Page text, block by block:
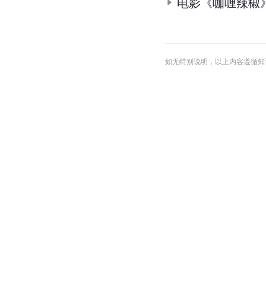
电影《咖喱辣椒
如无特别说明，以上内容遵循